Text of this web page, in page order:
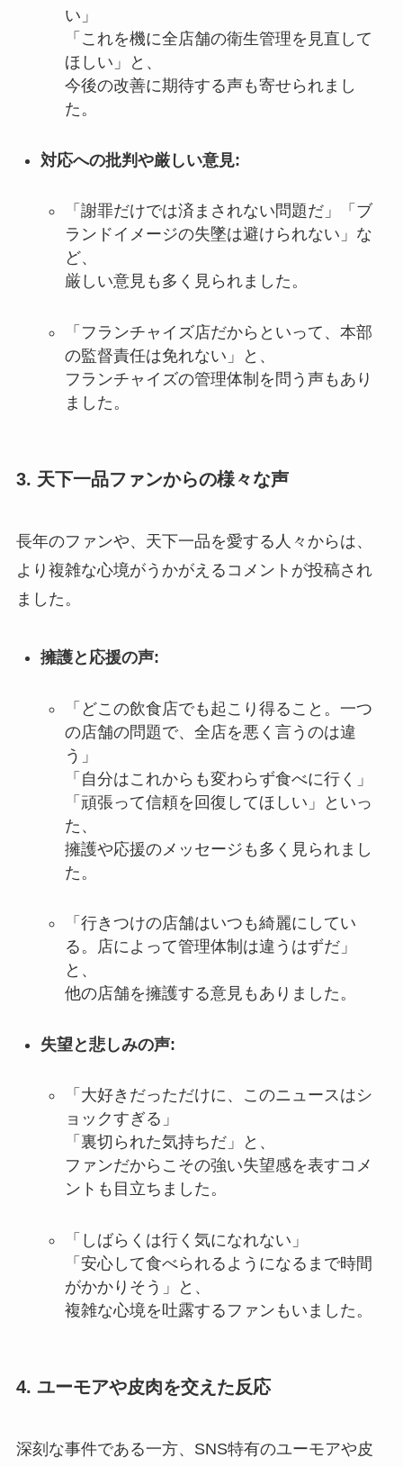
い」
「これを機に全店舗の衛生管理を見直して
ほしい」と、
今後の改善に期待する声も寄せられまし
た。
対応への批判や厳しい意見:
「謝罪だけでは済まされない問題だ」「ブ
ランドイメージの失墜は避けられない」な
ど、
厳しい意見も多く見られました。
「フランチャイズ店だからといって、本部
の監督責任は免れない」と、
フランチャイズの管理体制を問う声もあり
ました。
3. 天下一品ファンからの様々な声
長年のファンや、天下一品を愛する人々からは、
より複雑な心境がうかがえるコメントが投稿され
ました。
擁護と応援の声:
「どこの飲食店でも起こり得ること。一つ
の店舗の問題で、全店を悪く言うのは違
う」
「自分はこれからも変わらず食べに行く」
「頑張って信頼を回復してほしい」といっ
た、
擁護や応援のメッセージも多く見られまし
た。
「行きつけの店舗はいつも綺麗にしてい
る。店によって管理体制は違うはずだ」
と、
他の店舗を擁護する意見もありました。
失望と悲しみの声:
「大好きだっただけに、このニュースはシ
ョックすぎる」
「裏切られた気持ちだ」と、
ファンだからこその強い失望感を表すコメ
ントも目立ちました。
「しばらくは行く気になれない」
「安心して食べられるようになるまで時間
がかかりそう」と、
複雑な心境を吐露するファンもいました。
4. ユーモアや皮肉を交えた反応
深刻な事件である一方、SNS特有のユーモアや皮